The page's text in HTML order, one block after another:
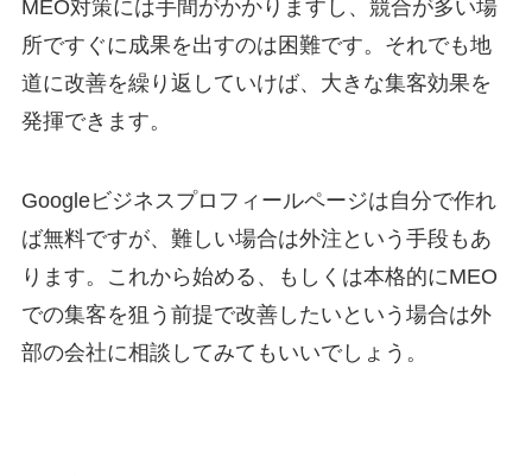
MEO対策には手間がかかりますし、競合が多い場
所ですぐに成果を出すのは困難です。それでも地
道に改善を繰り返していけば、大きな集客効果を
発揮できます。
Googleビジネスプロフィールページは自分で作れ
ば無料ですが、難しい場合は外注という手段もあ
ります。これから始める、もしくは本格的にMEO
での集客を狙う前提で改善したいという場合は外
部の会社に相談してみてもいいでしょう。